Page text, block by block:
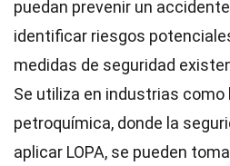
puedan prevenir un
identificar riesgos
medidas de seguridad
Se utiliza en industrias como
petroquímica, donde la
aplicar LOPA, se pueden